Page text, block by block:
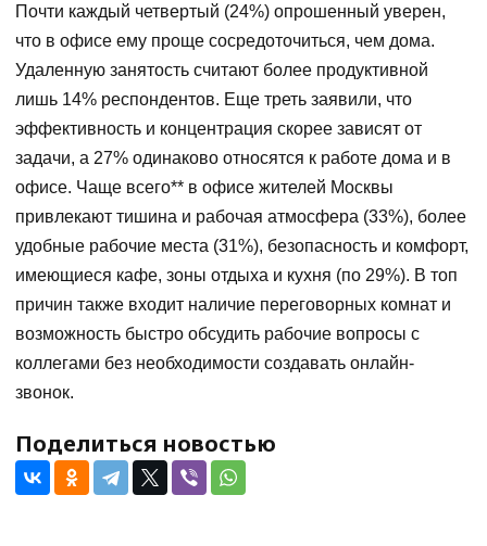
Почти каждый четвертый (24%) опрошенный уверен,
что в офисе ему проще сосредоточиться, чем дома.
Удаленную занятость считают более продуктивной
лишь 14% респондентов. Еще треть заявили, что
эффективность и концентрация скорее зависят от
задачи, а 27% одинаково относятся к работе дома и в
офисе. Чаще всего** в офисе жителей Москвы
привлекают тишина и рабочая атмосфера (33%), более
удобные рабочие места (31%), безопасность и комфорт,
имеющиеся кафе, зоны отдыха и кухня (по 29%). В топ
причин также входит наличие переговорных комнат и
возможность быстро обсудить рабочие вопросы с
коллегами без необходимости создавать онлайн-
звонок.
Поделиться новостью